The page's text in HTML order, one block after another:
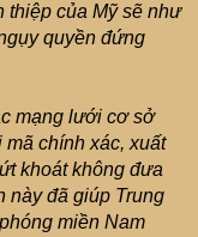
thiệp của Mỹ sẽ như
quyền đứng
mạng lưới cơ sở
chính xác, xuất
khoát không đưa
này đã giúp Trung
miền Nam